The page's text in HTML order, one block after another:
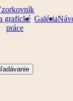
grafické
práce
Galéria